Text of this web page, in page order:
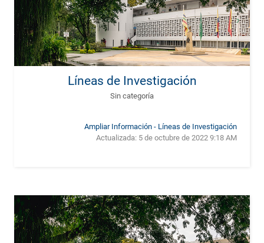
Líneas de Investigación
Sin categoría
Ampliar Información - Líneas de Investigación
Actualizada: 5 de octubre de 2022 9:18 AM